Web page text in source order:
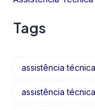
Tags
assistência
assistência